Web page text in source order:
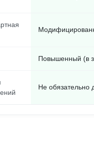
Повышенный (в
Не обязательно